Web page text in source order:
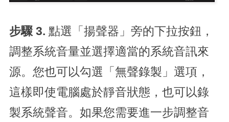
步驟 3. 點選「揚聲器」旁的下拉按鈕，
調整系統音量並選擇適當的系統音訊來
源。您也可以勾選「無聲錄製」選項，
這樣即使電腦處於靜音狀態，也可以錄
製系統聲音。如果您需要進一步調整音